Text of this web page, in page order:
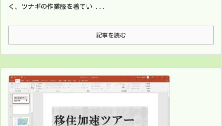
く、ツナギの作業服を着てい ...
記事を読む